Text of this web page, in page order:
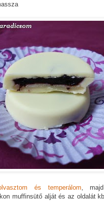
és temperálom,
muffinsütő alját és az oldalát